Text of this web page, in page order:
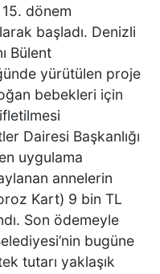
dönem
başladı. Denizli
Bülent
yürütülen proje
bebekleri için
Dairesi Başkanlığı
uygulama
annelerin
Kart) 9 bin TL
Son ödemeyle
bugüne
tutarı yaklaşık